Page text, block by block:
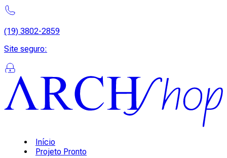
(19) 3802-2859
Site seguro:
Início
Projeto Pronto